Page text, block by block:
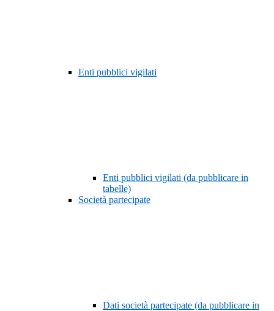
Enti pubblici vigilati
Enti pubblici vigilati (da pubblicare in
tabelle)
Società partecipate
Dati società partecipate (da pubblicare in